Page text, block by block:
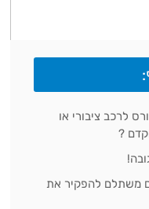
לרכב ציבורי או
?
משתלם להפקיר את